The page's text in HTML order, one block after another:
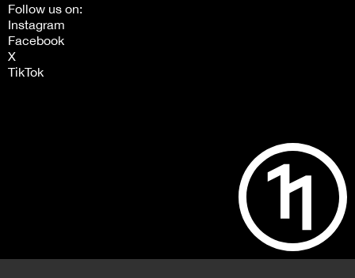
Follow us on:
Instagram
Facebook
X
TikTok